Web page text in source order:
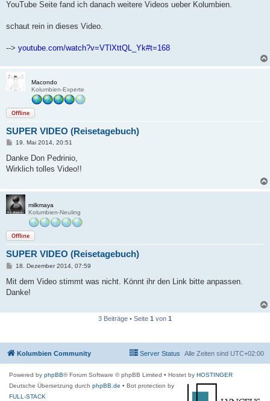
YouTube Seite fand ich danach weitere Videos ueber Kolumbien.
schaut rein in dieses Video.
--> youtube.com/watch?v=VTlXttQL_Yk#t=168
Macondo
Kolumbien-Experte
Offline
SUPER VIDEO (Reisetagebuch)
B
i
r
19. Mai 2014, 20:51
Danke Don Pedrinio,
Wirklich tolles Video!!
milkmaya
Kolumbien-Neuling
Offline
SUPER VIDEO (Reisetagebuch)
B
i
r
18. Dezember 2014, 07:59
Mit dem Video stimmt was nicht. Könnt ihr den Link bitte anpassen.
Danke!
3 Beiträge • Seite 1 von 1
Kolumbien Community Alle Zeiten sind UTC+02:00
Server Status
Powered by phpBB® Forum Software © phpBB Limited • Hostet by HOSTINGER
Deutsche Übersetzung durch phpBB.de • Bot protection by
FULL-STACK